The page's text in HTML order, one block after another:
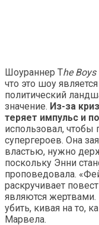
Шоураннер The Boys
что это шоу
политический
значение. Из-за
теряет импульс и
использовал, чтобы
супергероев. Она
властью, нужно
поскольку Энни
проповедовала.
раскручивает
являются жертвами.
убить, кивая на то,
Марвела.